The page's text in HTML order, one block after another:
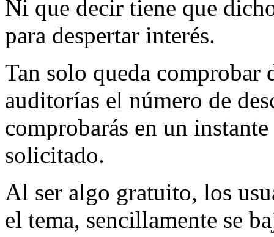
Ni que decir tiene que
para despertar interés.
Tan solo queda comprobar
auditorías el número de
comprobarás en un
solicitado.
Al ser algo gratuito, los
el tema, sencillamente se